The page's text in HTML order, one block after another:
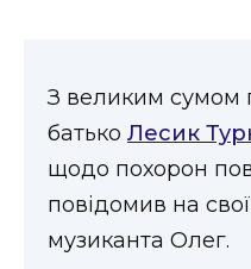
НОВИНИ
ФОТО
З великим сумом
батько Лесик
щодо похорон
повідомив на
музиканта Олег.